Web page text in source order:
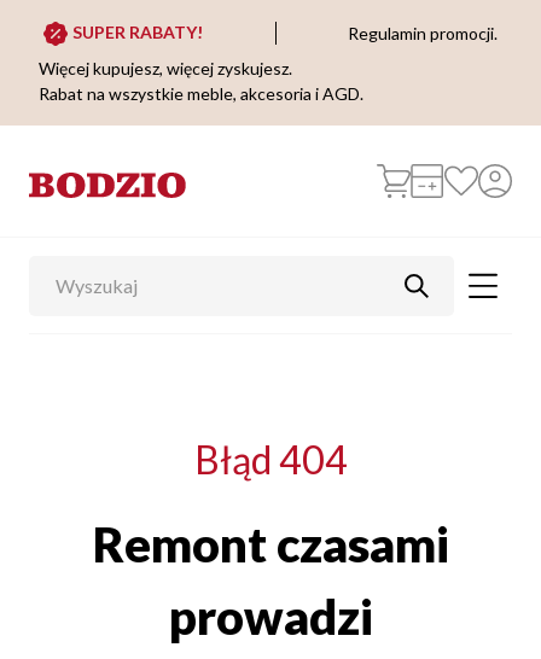
SUPER RABATY!
Regulamin promocji.
Więcej kupujesz, więcej zyskujesz.
Rabat na wszystkie meble, akcesoria i AGD.
Błąd 404
Remont czasami
prowadzi